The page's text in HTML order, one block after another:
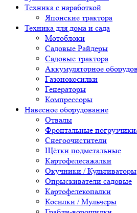
Техника с наработкой
Японские трактора
Техника для дома и сада
Мотоблоки
Садовые Райдеры
Садовые трактора
Аккумуляторное
Газонокосилки
Генераторы
Компрессоры
Навесное оборудование
Отвалы
Фронтальные
Снегоочистители
Щётки подметальные
Картофелесажалки
Окучники / Культиваторы
Опрыскиватели садовые
Картофелекопалки
Косилки / Мульчеры